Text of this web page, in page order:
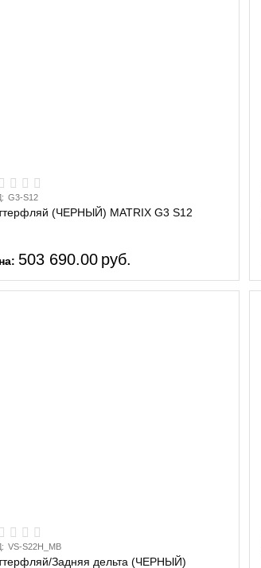
G3-S12
(ЧЕРНЫЙ) MATRIX G3 S12
503 690.00 руб.
VS-S22H_MB
Задняя дельта (ЧЕРНЫЙ)